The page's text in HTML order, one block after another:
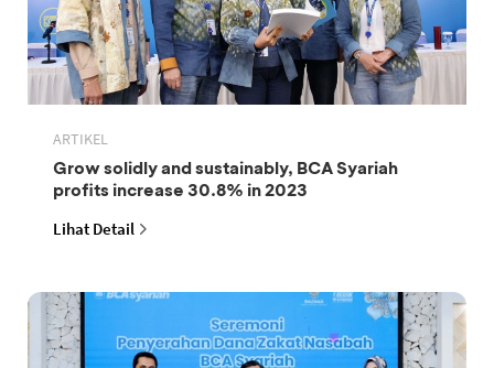
ARTIKEL
Grow solidly and sustainably, BCA Syariah
profits increase 30.8% in 2023
Lihat Detail